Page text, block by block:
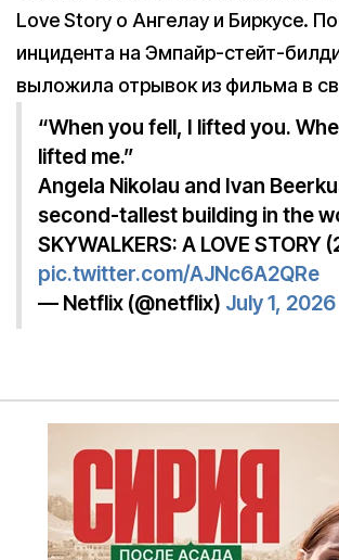
Love Story о Ангелау и Биркусе.
инцидента на Эмпайр-стейт-
выложила отрывок из фильма в
“When you fell, I lifted you.
lifted me.”
Angela Nikolau and Ivan
second-tallest building in the
SKYWALKERS: A LOVE STORY
pic.twitter.com/AJNc6A2QRe
— Netflix (@netflix) July 1, 2026